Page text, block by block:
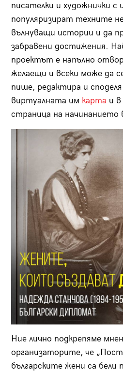
писателки и художнички с
популяризират техните
вълнуващи истории и да
забравени достижения.
проектът е напълно
желаещи и всеки може да
пише, редактира и
виртуалната им карта и
страница на начинанието
Ние лично подкрепяме
организаторите, че
българските жени са бели